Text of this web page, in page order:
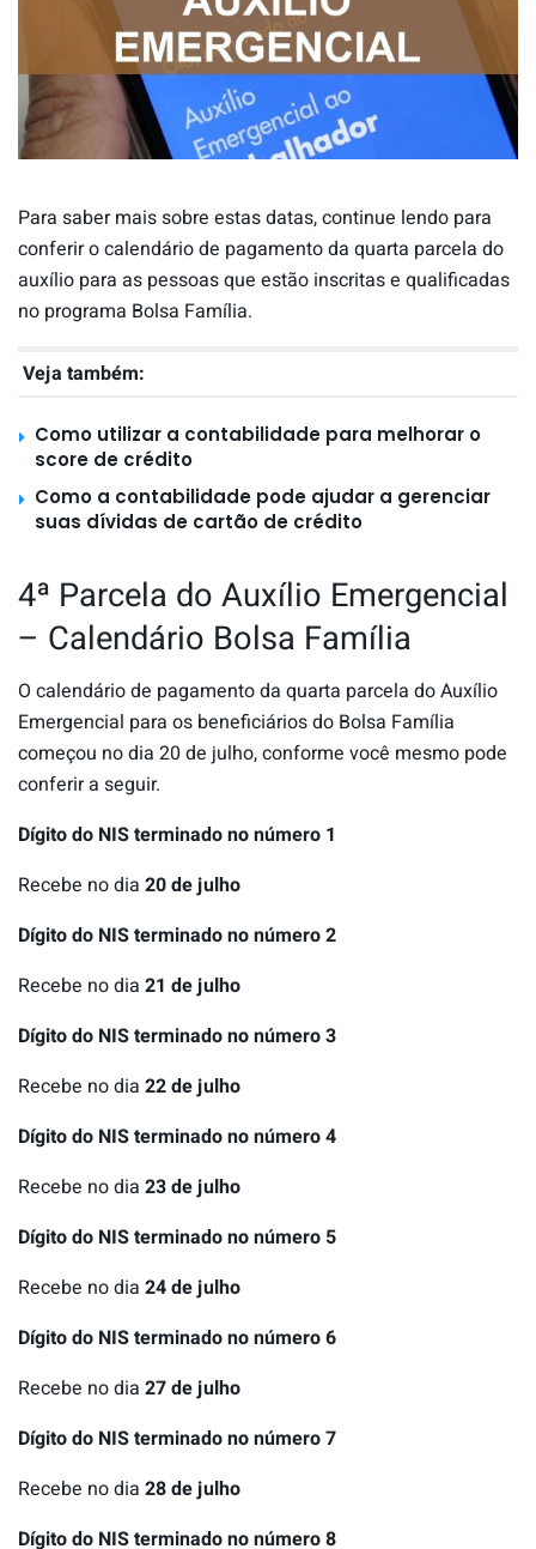
Para saber mais sobre estas datas, continue lendo para
conferir o calendário de pagamento da quarta parcela do
auxílio para as pessoas que estão inscritas e qualificadas
no programa Bolsa Família.
Veja também:
Como utilizar a contabilidade para melhorar o
score de crédito
Como a contabilidade pode ajudar a gerenciar
suas dívidas de cartão de crédito
4ª Parcela do Auxílio Emergencial
– Calendário Bolsa Família
O calendário de pagamento da quarta parcela do Auxílio
Emergencial para os beneficiários do Bolsa Família
começou no dia 20 de julho, conforme você mesmo pode
conferir a seguir.
Dígito do NIS terminado no número 1
Recebe no dia 20 de julho
Dígito do NIS terminado no número 2
Recebe no dia 21 de julho
Dígito do NIS terminado no número 3
Recebe no dia 22 de julho
Dígito do NIS terminado no número 4
Recebe no dia 23 de julho
Dígito do NIS terminado no número 5
Recebe no dia 24 de julho
Dígito do NIS terminado no número 6
Recebe no dia 27 de julho
Dígito do NIS terminado no número 7
Recebe no dia 28 de julho
Dígito do NIS terminado no número 8